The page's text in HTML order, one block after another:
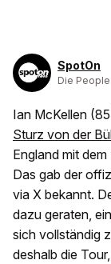
SpotOn
Die
Ian McKellen
Sturz von der
England mit
Das gab der
via X bekannt.
dazu geraten,
sich vollständig
deshalb die